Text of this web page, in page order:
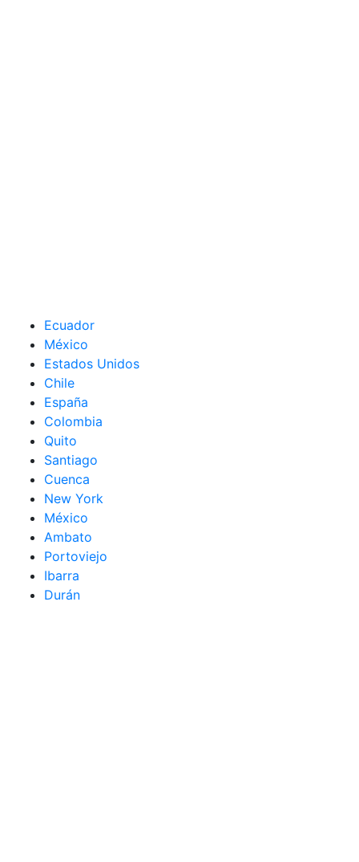
Ecuador
México
Estados Unidos
Chile
España
Colombia
Quito
Santiago
Cuenca
New York
México
Ambato
Portoviejo
Ibarra
Durán